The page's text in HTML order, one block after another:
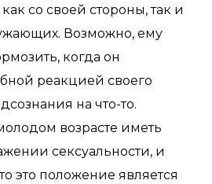
со своей стороны, так и
Возможно, ему
когда он
реакцией своего
на что-то.
возрасте иметь
сексуальности, и
это положение является